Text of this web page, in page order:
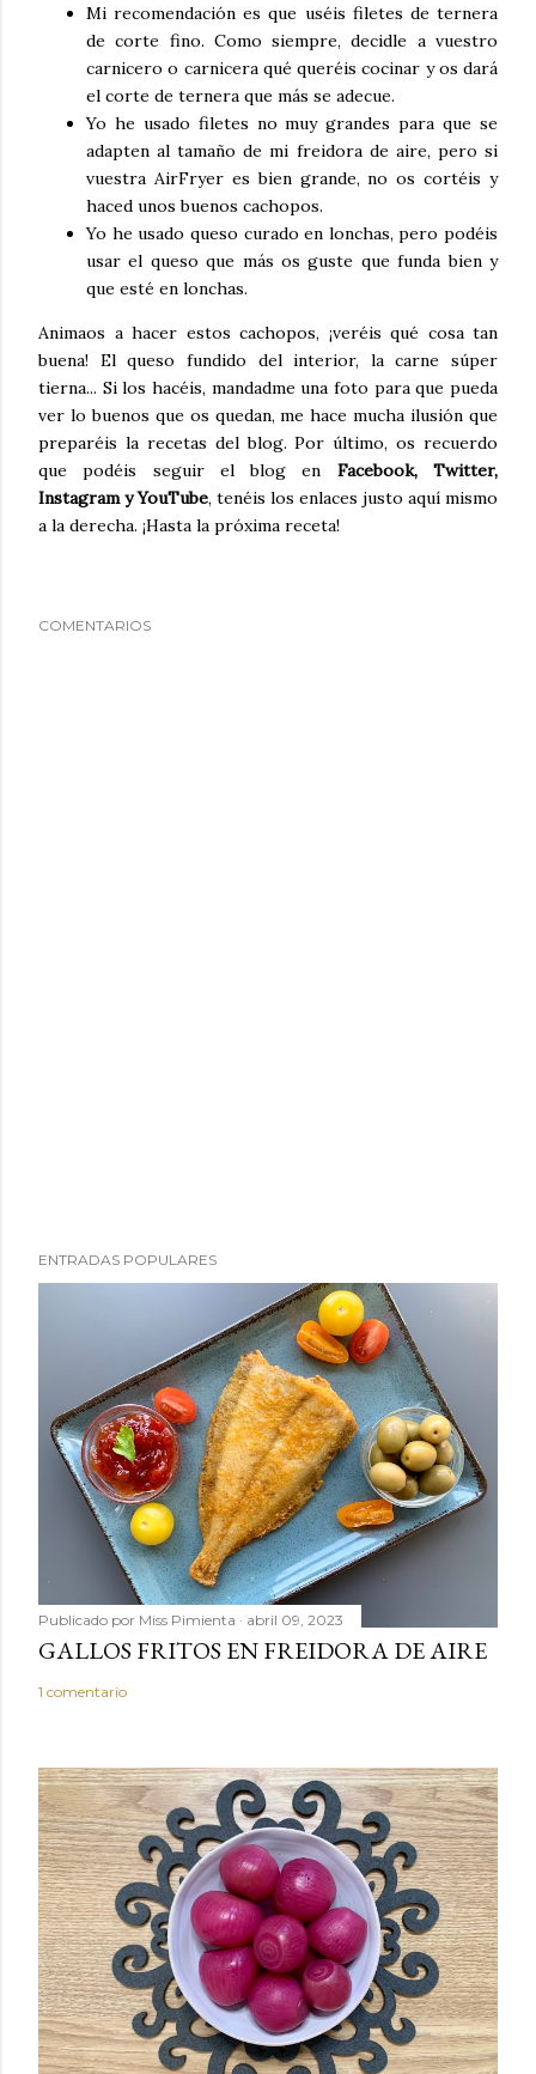
Mi recomendación es que uséis filetes de ternera
de corte fino. Como siempre, decidle a vuestro
carnicero o carnicera qué queréis cocinar y os dará
el corte de ternera que más se adecue.
Yo he usado filetes no muy grandes para que se
adapten al tamaño de mi freidora de aire, pero si
vuestra AirFryer es bien grande, no os cortéis y
haced unos buenos cachopos.
Yo he usado queso curado en lonchas, pero podéis
usar el queso que más os guste que funda bien y
que esté en lonchas.
Animaos a hacer estos cachopos, ¡veréis qué cosa tan
buena! El queso fundido del interior, la carne súper
tierna... Si los hacéis, mandadme una foto para que pueda
ver lo buenos que os quedan, me hace mucha ilusión que
preparéis la recetas del blog. Por último, os recuerdo
que podéis seguir el blog en Facebook, Twitter,
Instagram y YouTube, tenéis los enlaces justo aquí mismo
a la derecha. ¡Hasta la próxima receta!
COMENTARIOS
ENTRADAS POPULARES
Publicado por Miss Pimienta abril 09, 2023
GALLOS FRITOS EN FREIDORA DE AIRE
1 comentario